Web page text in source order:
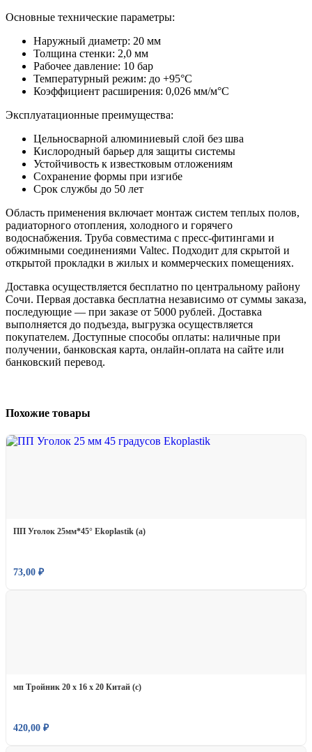
Основные технические параметры:
Наружный диаметр: 20 мм
Толщина стенки: 2,0 мм
Рабочее давление: 10 бар
Температурный режим: до +95°C
Коэффициент расширения: 0,026 мм/м°C
Эксплуатационные преимущества:
Цельносварной алюминиевый слой без шва
Кислородный барьер для защиты системы
Устойчивость к известковым отложениям
Сохранение формы при изгибе
Срок службы до 50 лет
Область применения включает монтаж систем теплых полов,
радиаторного отопления, холодного и горячего
водоснабжения. Труба совместима с пресс-фитингами и
обжимными соединениями Valtec. Подходит для скрытой и
открытой прокладки в жилых и коммерческих помещениях.
Доставка осуществляется бесплатно по центральному району
Сочи. Первая доставка бесплатна независимо от суммы заказа,
последующие — при заказе от 5000 рублей. Доставка
выполняется до подъезда, выгрузка осуществляется
покупателем. Доступные способы оплаты: наличные при
получении, банковская карта, онлайн-оплата на сайте или
банковский перевод.
Похожие товары
ПП Уголок 25мм*45° Ekoplastik (а)
73,00 ₽
мп Тройник 20 х 16 х 20 Китай (с)
420,00 ₽